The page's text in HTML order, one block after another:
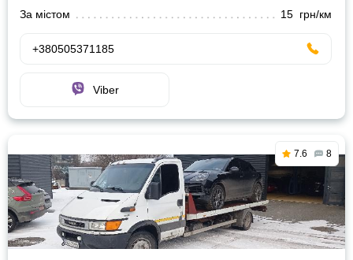
За містом 15 грн/км
+380505371185
Viber
7.6 8